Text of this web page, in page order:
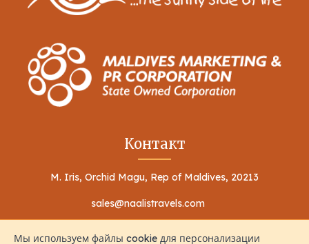
Контакт
M. Iris, Orchid Magu, Rep of Maldives, 20213
sales@naalistravels.com
Мы используем файлы cookie для персонализации